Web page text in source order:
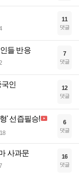
11
댓글
들 반응 7
댓글
인 12
댓글
' 선즙필승! 6
댓글
사과문 16
댓글